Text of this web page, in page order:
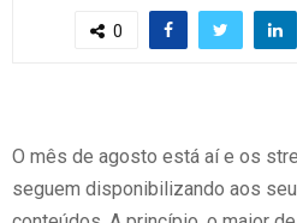
0
O mês de agosto está aí e os
seguem disponibilizando aos